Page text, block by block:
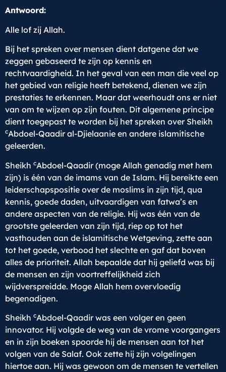
Antwoord:
Alle lof zij Allah.
Bij het spreken over mensen dient datgene dat we
zeggen gebaseerd te zijn op kennis en
rechtvaardigheid. In het geval van een man die veel op
het gebied van religie heeft betekend, dienen we zijn
prestaties te erkennen. Maar dat weerhoudt ons er niet
van om te wijzen op zijn fouten. Dit algemene principe
dient toegepast te worden bij het spreken over Sheikh
cAbdoel-Qaadir al-Djielaanie en andere islamitische
geleerden.
Sheikh cAbdoel-Qaadir (moge Allah genadig met hem
zijn) is één van de imams van de Islam. Hij bereikte een
leiderschapspositie over de moslims in zijn tijd, qua
kennis, goede daden, uitvaardigen van fatwa’s en
andere aspecten van de religie. Hij was één van de
grootste geleerden van zijn tijd, riep op tot het
vasthouden aan de islamitische Wetgeving, zette aan
tot het goede, verbood het slechte en gaf dat boven
alles de prioriteit. Allah bepaalde dat hij geliefd was bij
de mensen en zijn voortreffelijkheid zich
wijdverspreidde. Moge Allah hem overvloedig
begenadigen.
Sheikh cAbdoel-Qaadir was een volger en geen
innovator. Hij volgde de weg van de vrome voorgangers
en in zijn boeken spoorde hij de mensen aan tot het
volgen van de Salaf. Ook zette hij zijn volgelingen
hiertoe aan. Hij was gewoon om de mensen te vertellen